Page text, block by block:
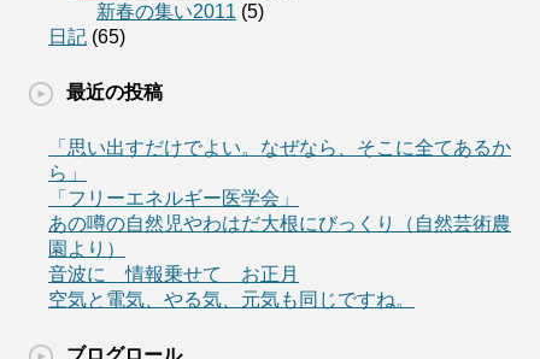
新春の集い2011 (5)
日記 (65)
最近の投稿
「思い出すだけでよい。なぜなら、そこに全てあるか
ら」
「フリーエネルギー医学会」
あの噂の自然児やわはだ大根にびっくり（自然芸術農
園より）
音波に 情報乗せて お正月
空気と電気、やる気、元気も同じですね。
ブログロール